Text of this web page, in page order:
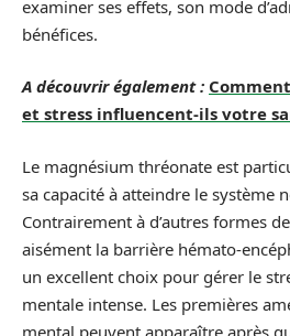
examiner ses effets, son mode
bénéfices.
A découvrir également :
et stress influencent-ils votre
Le magnésium thréonate est
sa capacité à atteindre le système
Contrairement à d’autres formes
aisément la barrière hémato-
un excellent choix pour gérer le
mentale intense. Les premières
mental peuvent apparaître après